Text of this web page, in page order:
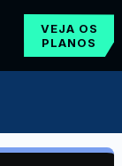
VEJA OS
PLANOS